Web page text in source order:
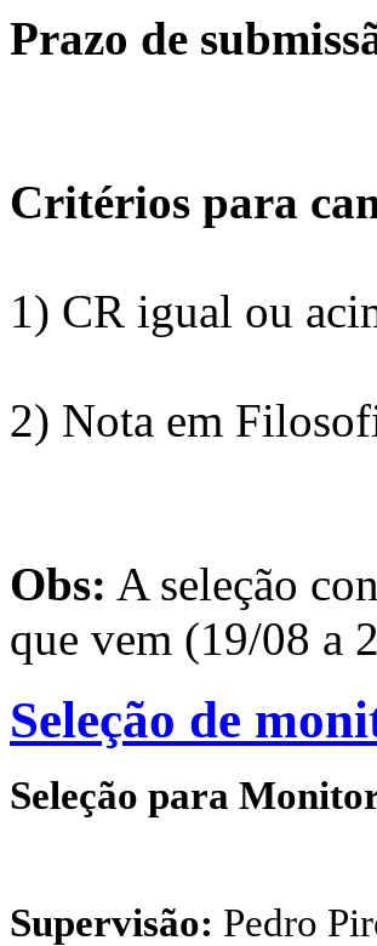
Prazo de
Critérios para
1) CR igual ou
2) Nota em
Obs: A seleção
que vem (19/08 a
Seleção de
Seleção para
Supervisão: Pedro